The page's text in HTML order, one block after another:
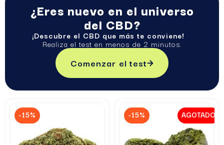
¿Eres nuevo en el universo
del CBD?
¡Descubre el CBD que más te conviene!
Realiza el test en menos de 2 minutos.
Comenzar el test
-15% -15% AGOTADO